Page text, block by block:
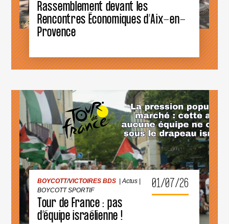
Rassemblement devant les
Rencontres Économiques d’Aix-en-
Provence
RENCONTRES
ÉCONOMIQUES
D’AIX-
01/07/26
BOYCOTT/VICTOIRES BDS |Actus
BOYCOTT SPORTIF
Tour de France : pas
d’équipe israélienne !
BOYCOTT Actus
BOYCOTT SPORTIF
TOUR
FRANCE
PAS
D’ÉQUIPE